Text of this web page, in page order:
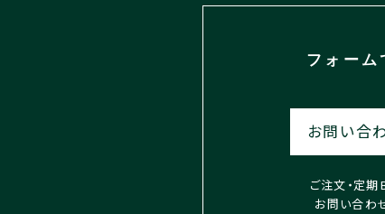
フォーム
お問い合
ご注文・定期
お問い合わ